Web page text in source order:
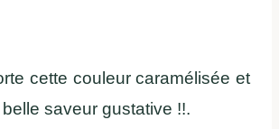
cette couleur caramélisée et
saveur gustative !!.